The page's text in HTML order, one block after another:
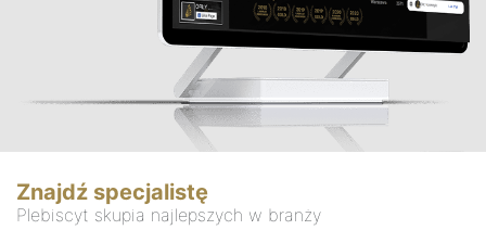
Znajdź specjalistę
Plebiscyt skupia najlepszych w branży